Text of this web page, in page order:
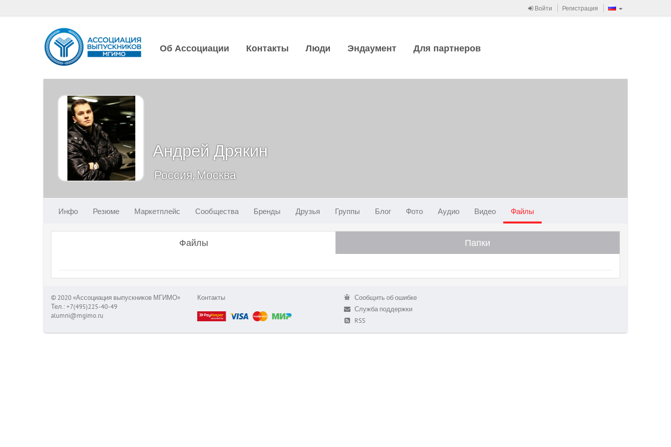
Войти Регистрация
Об Ассоциации Контакты Люди Эндаумент Для партнеров
Андрей Дрякин
Россия, Москва
Инфо Резюме Маркетплейс Сообщества Бренды Друзья Группы Блог Фото Аудио Видео Файлы
Файлы Папки
© 2020 «Ассоциация выпускников МГИМО»
Тел.: +7(495)225-40-49
alumni@mgimo.ru
Контакты
Сообщить об ошибке
Служба поддержки
RSS